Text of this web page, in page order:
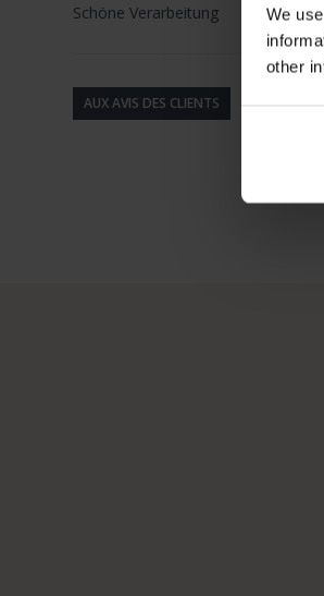
We
other
Schöne Verarbeitung
AUX AVIS DES CLIENTS